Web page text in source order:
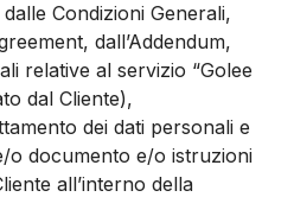
Condizioni Generali,
dall’Addendum,
relative al servizio “Golee
dal Cliente),
dei dati personali e
o documento e/o istruzioni
all’interno della